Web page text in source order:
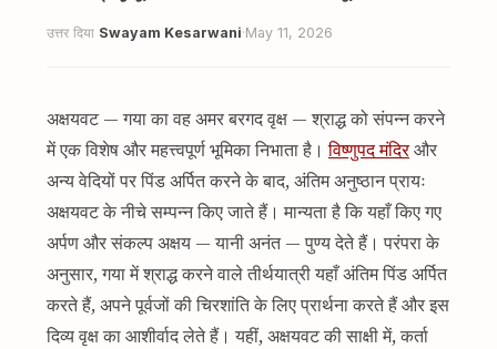
उत्तर दिया Swayam Kesarwani·May 11, 2026
अक्षयवट — गया का वह अमर बरगद वृक्ष — श्राद्ध को संपन्न करने
में एक विशेष और महत्त्वपूर्ण भूमिका निभाता है।विष्णुपद मंदिरऔर
अन्य वेदियों पर पिंड अर्पित करने के बाद, अंतिम अनुष्ठान प्रायः
अक्षयवट के नीचे सम्पन्न किए जाते हैं। मान्यता है कि यहाँ किए गए
अर्पण और संकल्प अक्षय — यानी अनंत — पुण्य देते हैं। परंपरा के
अनुसार, गया में श्राद्ध करने वाले तीर्थयात्री यहाँ अंतिम पिंड अर्पित
करते हैं, अपने पूर्वजों की चिरशांति के लिए प्रार्थना करते हैं और इस
दिव्य वृक्ष का आशीर्वाद लेते हैं। यहीं, अक्षयवट की साक्षी में, कर्ता